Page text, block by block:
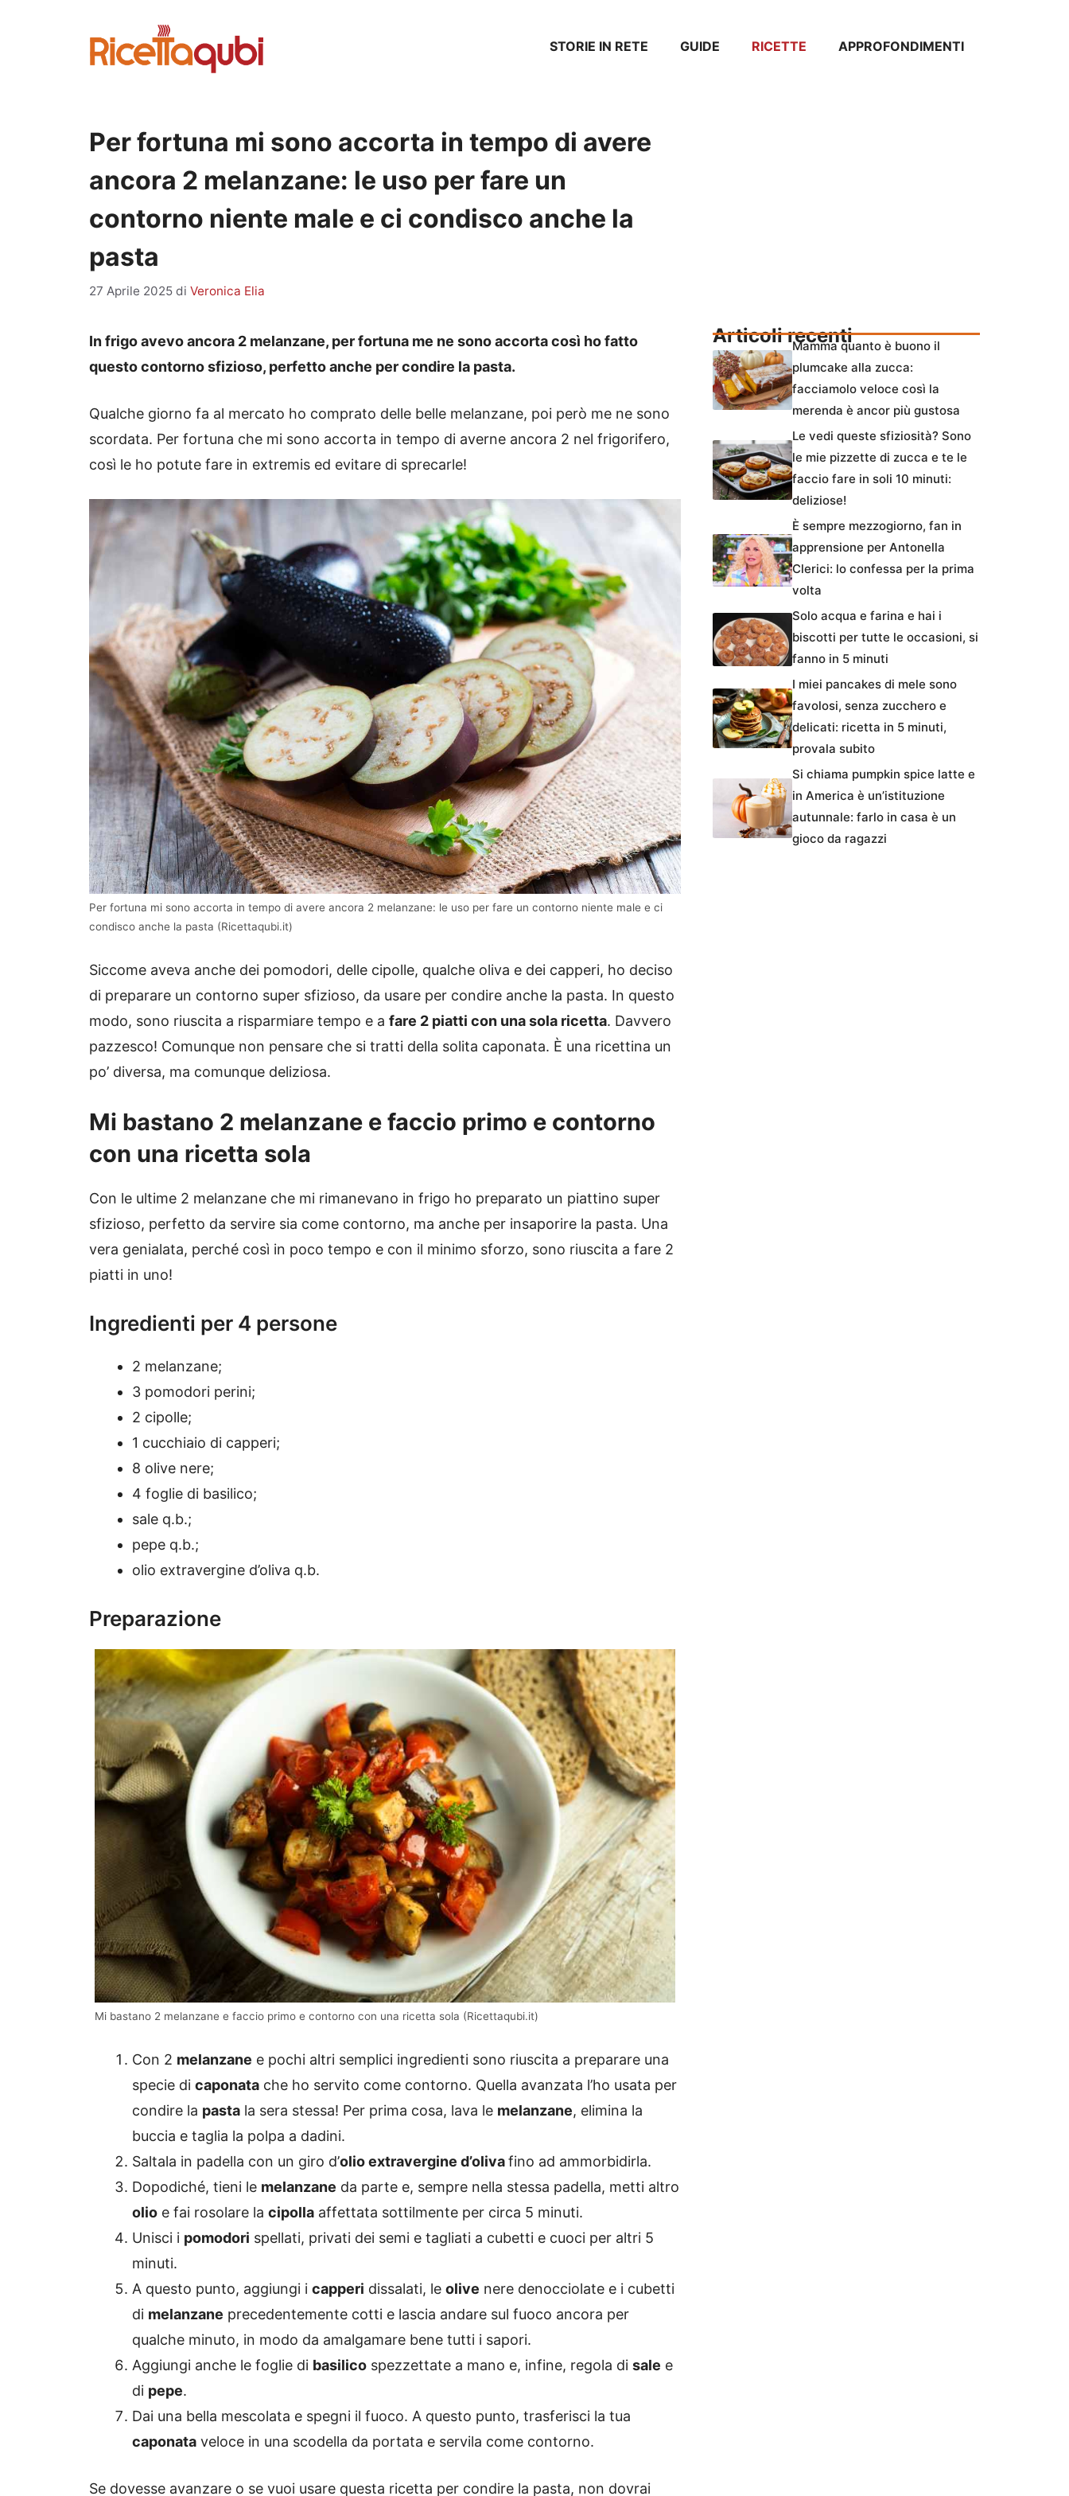
STORIE IN RETE GUIDE RICETTE APPROFONDIMENTI
Per fortuna mi sono accorta in tempo di avere
ancora 2 melanzane: le uso per fare un
contorno niente male e ci condisco anche la
pasta
27 Aprile 2025 di Veronica Elia
In frigo avevo ancora 2 melanzane, per fortuna me ne sono accorta così ho fatto
questo contorno sfizioso, perfetto anche per condire la pasta.
Qualche giorno fa al mercato ho comprato delle belle melanzane, poi però me ne sono
scordata. Per fortuna che mi sono accorta in tempo di averne ancora 2 nel frigorifero,
così le ho potute fare in extremis ed evitare di sprecarle!
Per fortuna mi sono accorta in tempo di avere ancora 2 melanzane: le uso per fare un contorno niente male e ci
condisco anche la pasta (Ricettaqubi.it)
Siccome aveva anche dei pomodori, delle cipolle, qualche oliva e dei capperi, ho deciso
di preparare un contorno super sfizioso, da usare per condire anche la pasta. In questo
modo, sono riuscita a risparmiare tempo e a fare 2 piatti con una sola ricetta. Davvero
pazzesco! Comunque non pensare che si tratti della solita caponata. È una ricettina un
po’ diversa, ma comunque deliziosa.
Mi bastano 2 melanzane e faccio primo e contorno
con una ricetta sola
Con le ultime 2 melanzane che mi rimanevano in frigo ho preparato un piattino super
sfizioso, perfetto da servire sia come contorno, ma anche per insaporire la pasta. Una
vera genialata, perché così in poco tempo e con il minimo sforzo, sono riuscita a fare 2
piatti in uno!
Ingredienti per 4 persone
2 melanzane;
3 pomodori perini;
2 cipolle;
1 cucchiaio di capperi;
8 olive nere;
4 foglie di basilico;
sale q.b.;
pepe q.b.;
olio extravergine d’oliva q.b.
Preparazione
Mi bastano 2 melanzane e faccio primo e contorno con una ricetta sola (Ricettaqubi.it)
Con 2 melanzane e pochi altri semplici ingredienti sono riuscita a preparare una
specie di caponata che ho servito come contorno. Quella avanzata l’ho usata per
condire la pasta la sera stessa! Per prima cosa, lava le melanzane, elimina la
buccia e taglia la polpa a dadini.
Saltala in padella con un giro d’olio extravergine d’olivafino ad ammorbidirla.
Dopodiché, tieni le melanzane da parte e, sempre nella stessa padella, metti altro
olio e fai rosolare la cipolla affettata sottilmente per circa 5 minuti.
Unisci i pomodori spellati, privati dei semi e tagliati a cubetti e cuoci per altri 5
minuti.
A questo punto, aggiungi i capperi dissalati, le olive nere denocciolate e i cubetti
di melanzane precedentemente cotti e lascia andare sul fuoco ancora per
qualche minuto, in modo da amalgamare bene tutti i sapori.
Aggiungi anche le foglie di basilico spezzettate a mano e, infine, regola di sale e
di pepe.
Dai una bella mescolata e spegni il fuoco. A questo punto, trasferisci la tua
caponata veloce in una scodella da portata e servila come contorno.
Se dovesse avanzare o se vuoi usare questa ricetta per condire la pasta, non dovrai
Articoli recentiMamma quanto è buono il
plumcake alla zucca:
facciamolo veloce così la
merenda è ancor più gustosa
Le vedi queste sfiziosità? Sono
le mie pizzette di zucca e te le
faccio fare in soli 10 minuti:
deliziose!
È sempre mezzogiorno, fan in
apprensione per Antonella
Clerici: lo confessa per la prima
volta
Solo acqua e farina e hai i
biscotti per tutte le occasioni, si
fanno in 5 minuti
I miei pancakes di mele sono
favolosi, senza zucchero e
delicati: ricetta in 5 minuti,
provala subito
Si chiama pumpkin spice latte e
in America è un’istituzione
autunnale: farlo in casa è un
gioco da ragazzi